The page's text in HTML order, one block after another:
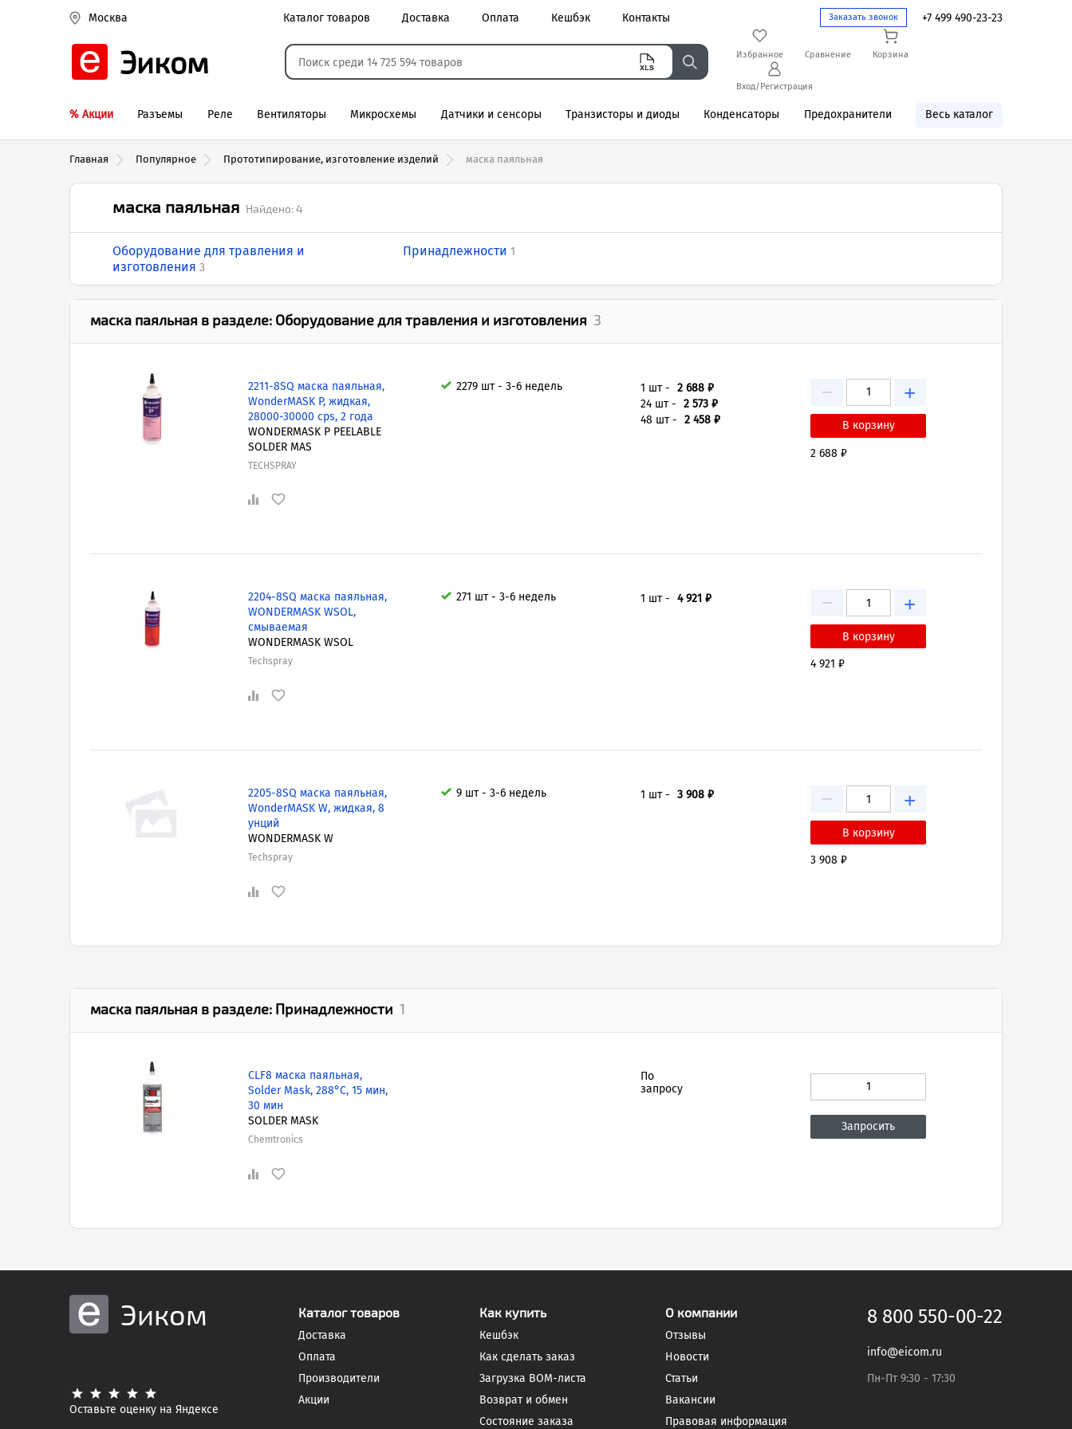
Москва Заказать звонок +7 499 490-23-23
Каталог товаров Доставка Оплата Кешбэк Контакты
Реле электромагнитные
Эиком Избранное Сравнение Корзина
Вход/Регистрация
% Акции Разъемы Реле Вентиляторы Микросхемы Датчики и сенсоры Транзисторы и диоды Конденсаторы Предохранители Весь каталог
Главная Популярное Прототипирование, изготовление изделий маска паяльная
маска паяльная Найдено:4
Оборудование для травления и
изготовления 3
Принадлежности 1
маска паяльная в разделе: Оборудование для травления и изготовления 3
2211-8SQ маска паяльная,
WonderMASK P, жидкая,
28000-30000 cps, 2 года
WONDERMASK P PEELABLE
SOLDER MAS
TECHSPRAY
2279 шт - 3-6 недель 1 шт - 2 688 ₽
24 шт - 2 573 ₽
48 шт - 2 458 ₽
− +
2 688 ₽
2204-8SQ маска паяльная,
WONDERMASK WSOL,
смываемая
WONDERMASK WSOL
Techspray
271 шт - 3-6 недель 1 шт - 4 921 ₽ − +
4 921 ₽
2205-8SQ маска паяльная,
WonderMASK W, жидкая, 8
унций
WONDERMASK W
Techspray
9 шт - 3-6 недель 1 шт - 3 908 ₽ − +
3 908 ₽
маска паяльная в разделе: Принадлежности 1
CLF8 маска паяльная,
Solder Mask, 288°C, 15 мин,
30 мин
SOLDER MASK
Chemtronics
По
запросу
Эиком
Оставьте оценку на Яндексе
Каталог товаров
Доставка
Оплата
Производители
Акции
Как купить
Кешбэк
Как сделать заказ
Загрузка BOM-листа
Возврат и обмен
Состояние заказа
О компании
Отзывы
Новости
Статьи
Вакансии
Правовая информация
8 800 550-00-22
info@eicom.ru
Пн-Пт 9:30 - 17:30